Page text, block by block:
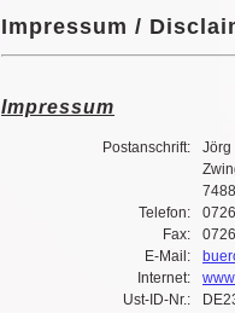
Impressum /
Impressum
Postanschrift:
Jörg
Telefon:
Fax:
E-Mail:
Internet:
Ust-ID-Nr.: